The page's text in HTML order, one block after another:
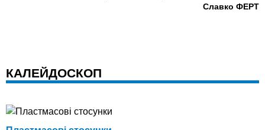
Славко ФЕРТ
КАЛЕЙДОСКОП